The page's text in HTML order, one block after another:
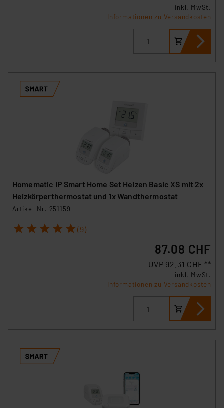
Cookies nach Zweck und Anbieter ist durch Klick auf
können die Verwendung nicht notwendiger Cookies
ablehnen oder ihr ganz oder teilweise zustimmen. Ihre
Die Rechtmäßigkeit der Speicherung, Abrufung und
Weiterverarbeitung dieser Daten zur Auswertung und
Analyse bis zum Zeitpunkt des Widerrufs bleibt hiervon
unberührt. Ihre Browser-Einstellungen können dazu
führen, dass die Einstellungen nicht längerfristig
gespeichert werden und dieses Banner erneut
Cookies dieser Drittanbieter umfasst daher ggf. auch
(1) lit. a DSGVO. Nähere Infos zu diesen Drittanbietern
der Datenschutzerklärung. Für die USA besteht kein
Angemessenheitsbeschluss der EU. Dies bedeutet,
Datenschutz nach EU-Standards eingestuft wird. So
Überwachungsprogrammen verarbeiten, ohne dass
Unsere Kooperation mit diesen Dienstleistern stützt
sich auf die Standarddatenschutzklauseln der
Europäischen Kommission sowie einer eigenen
Beurteilung der mit der Datenübermittlung,
insbesondere der Art der übermittelten Daten,
inkl. MwSt.
Informationen zu Versandkosten
Homematic IP Smart Home Set Heizen Basic XS mit 2x
Heizkörperthermostat und 1x Wandthermostat
Artikel-Nr. 251159
1 2 3 4 5 (9)
87.08 CHF
UVP 92.31 CHF **
inkl. MwSt.
Informationen zu Versandkosten